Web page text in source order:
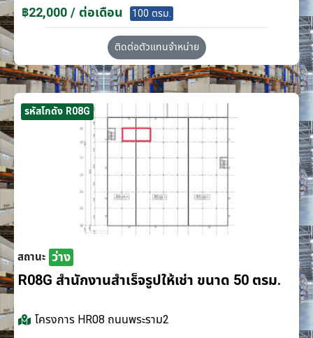
฿22,000 / ต่อเดือน 100 ตรม.
ติดต่อตัวแทนจำหน่าย
รหัสโกดัง R08G
สถานะ ว่าง
R08G สำนักงานสำเร็จรูปให้เช่า ขนาด 50 ตรม.
โครงการ HR08 ถนนพระราม2